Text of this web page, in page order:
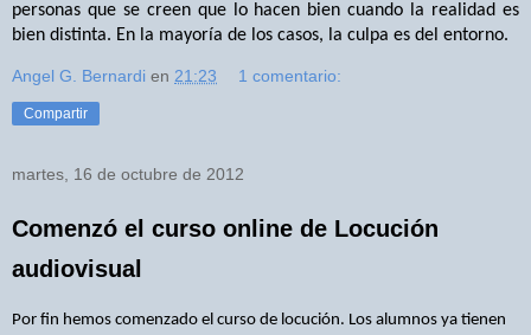
personas que se creen que lo hacen bien cuando la realidad es
bien distinta. En la mayoría de los casos, la culpa es del entorno.
Angel G. Bernardi en 21:23 1 comentario:
Compartir
martes, 16 de octubre de 2012
Comenzó el curso online de Locución
audiovisual
Por fin hemos comenzado el curso de locución. Los alumnos ya tienen